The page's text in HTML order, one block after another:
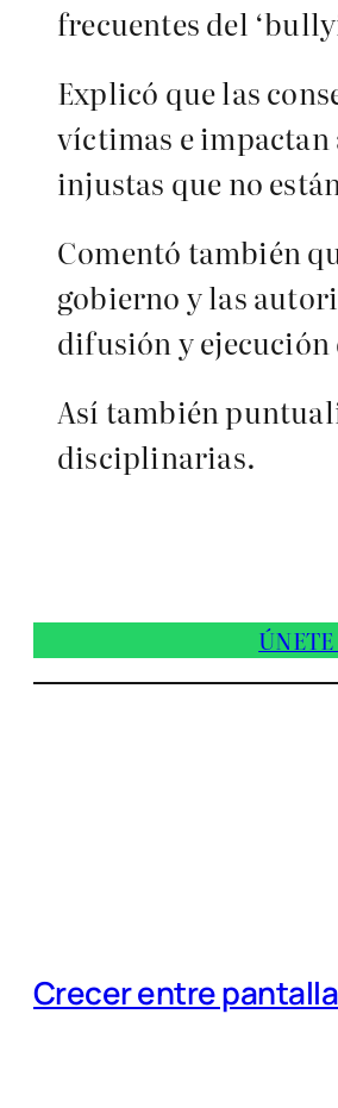
frecuentes del
Explicó que las
víctimas e impactan
injustas que no
Comentó también
gobierno y las
difusión y
Así también
disciplinarias.
Crecer entre